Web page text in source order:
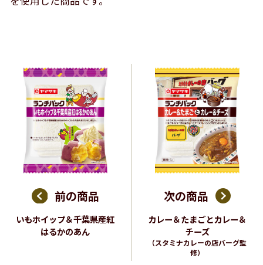
前の商品
いもホイップ＆千葉県産紅
はるかのあん
次の商品
カレー＆たまごとカレー＆
チーズ
（スタミナカレーの店バーグ監
修）